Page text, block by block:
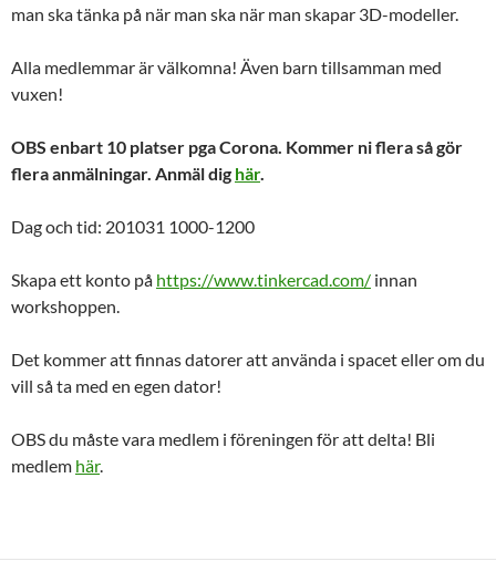
man ska tänka på när man ska när man skapar 3D-modeller.
Alla medlemmar är välkomna! Även barn tillsamman med
vuxen!
OBS enbart 10 platser pga Corona. Kommer ni flera så gör
flera anmälningar. Anmäl dig här.
Dag och tid: 201031 1000-1200
Skapa ett konto på https://www.tinkercad.com/ innan
workshoppen.
Det kommer att finnas datorer att använda i spacet eller om du
vill så ta med en egen dator!
OBS du måste vara medlem i föreningen för att delta! Bli
medlem här.